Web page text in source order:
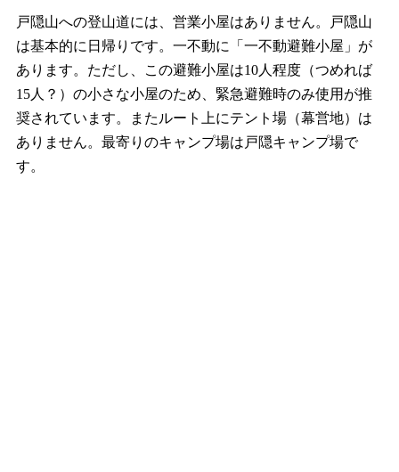
戸隠山への登山道には、営業小屋はありません。戸隠山
は基本的に日帰りです。一不動に「一不動避難小屋」が
あります。ただし、この避難小屋は10人程度（つめれば
15人？）の小さな小屋のため、緊急避難時のみ使用が推
奨されています。またルート上にテント場（幕営地）は
ありません。最寄りのキャンプ場は戸隠キャンプ場で
す。